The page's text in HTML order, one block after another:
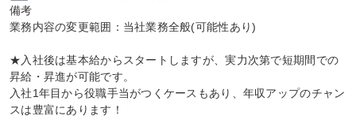
備考
業務内容の変更範囲：当社業務全般(可能性あり)
★入社後は基本給からスタートしますが、実力次第で短期間での
昇給・昇進が可能です。
入社1年目から役職手当がつくケースもあり、年収アップのチャン
スは豊富にあります！